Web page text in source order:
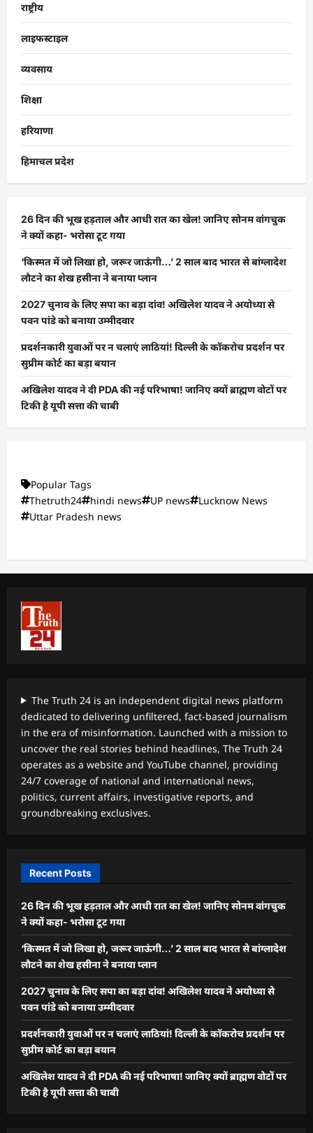
राष्ट्रीय
लाइफस्टाइल
व्यवसाय
शिक्षा
हरियाणा
हिमाचल प्रदेश
26 दिन की भूख हड़ताल और आधी रात का खेल! जानिए सोनम वांगचुक
ने क्यों कहा- भरोसा टूट गया
‘किस्मत में जो लिखा हो, जरूर जाऊंगी…’ 2 साल बाद भारत से बांग्लादेश
लौटने का शेख हसीना ने बनाया प्लान
2027 चुनाव के लिए सपा का बड़ा दांव! अखिलेश यादव ने अयोध्या से
पवन पांडे को बनाया उम्मीदवार
प्रदर्शनकारी युवाओं पर न चलाएं लाठियां! दिल्ली के कॉकरोच प्रदर्शन पर
सुप्रीम कोर्ट का बड़ा बयान
अखिलेश यादव ने दी PDA की नई परिभाषा! जानिए क्यों ब्राह्मण वोटों पर
टिकी है यूपी सत्ता की चाबी
Popular Tags
Thetruth24
hindi news UP news
Lucknow News
Uttar Pradesh news
The Truth 24 is an independent digital news platform
dedicated to delivering unfiltered, fact-based journalism
in the era of misinformation. Launched with a mission to
uncover the real stories behind headlines, The Truth 24
operates as a website and YouTube channel, providing
24/7 coverage of national and international news,
politics, current affairs, investigative reports, and
groundbreaking exclusives.
Recent Posts
26 दिन की भूख हड़ताल और आधी रात का खेल! जानिए सोनम वांगचुक
ने क्यों कहा- भरोसा टूट गया
‘किस्मत में जो लिखा हो, जरूर जाऊंगी…’ 2 साल बाद भारत से बांग्लादेश
लौटने का शेख हसीना ने बनाया प्लान
2027 चुनाव के लिए सपा का बड़ा दांव! अखिलेश यादव ने अयोध्या से
पवन पांडे को बनाया उम्मीदवार
प्रदर्शनकारी युवाओं पर न चलाएं लाठियां! दिल्ली के कॉकरोच प्रदर्शन पर
सुप्रीम कोर्ट का बड़ा बयान
अखिलेश यादव ने दी PDA की नई परिभाषा! जानिए क्यों ब्राह्मण वोटों पर
टिकी है यूपी सत्ता की चाबी